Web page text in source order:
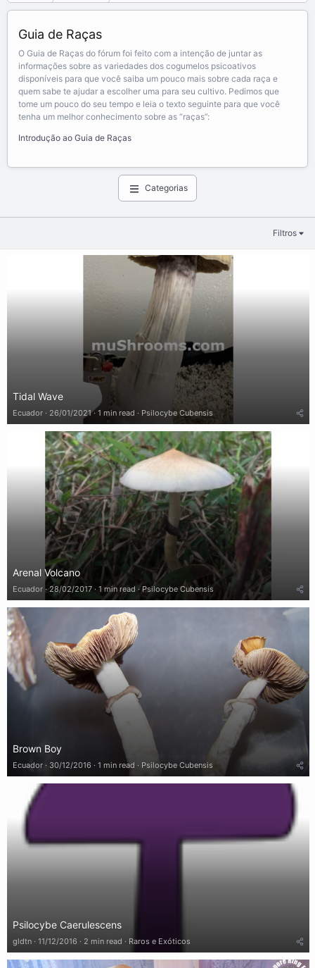
Guia de Raças
O Guia de Raças do fórum foi feito com a intenção de juntar as
informações sobre as variedades dos cogumelos psicoativos
disponíveis para que você saiba um pouco mais sobre cada raça e
quem sabe te ajudar a escolher uma para seu cultivo. Pedimos que
tome um pouco do seu tempo e leia o texto seguinte para que você
tenha um melhor conhecimento sobre as “raças”:
Introdução ao Guia de Raças
Categorias
Filtros
Tidal Wave
Ecuador 26/01/2021 1 min read Psilocybe Cubensis
Arenal Volcano
Ecuador 28/02/2017 1 min read Psilocybe Cubensis
Brown Boy
Ecuador 30/12/2016 1 min read Psilocybe Cubensis
Psilocybe Caerulescens
gldtn 11/12/2016 2 min read Raros e Exóticos